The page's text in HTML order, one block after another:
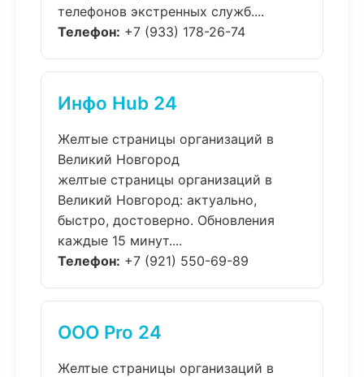
телефонов экстренных служб....
Телефон: +7 (933) 178-26-74
Инфо Hub 24
Желтые страницы организаций в
Великий Новгород
желтые страницы организаций в
Великий Новгород: актуально,
быстро, достоверно. Обновления
каждые 15 минут....
Телефон: +7 (921) 550-69-89
ООО Pro 24
Желтые страницы организаций в